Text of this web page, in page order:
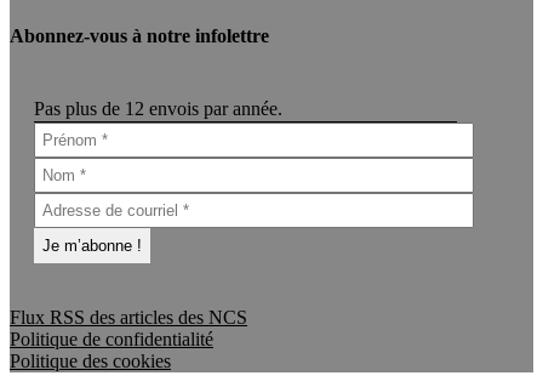
Abonnez-vous à notre infolettre
Pas plus de 12 envois par année.
Flux RSS des articles des NCS
Politique de confidentialité
Politique des cookies